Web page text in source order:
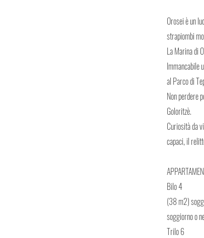
Orosei è un
strapiombi
La Marina di
Immancabile
al Parco di
Non perdere
Goloritzè.
Curiosità da
capaci, il
Bilo 4
(38 m2)
soggiorno o
Trilo 6